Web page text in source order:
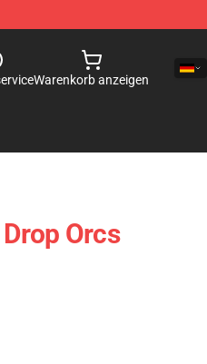
Warenkorb anzeigen
Orcs